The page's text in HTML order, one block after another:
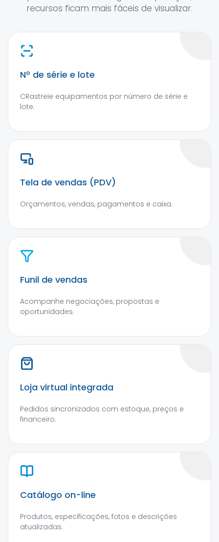
recursos ficam mais fáceis de visualizar.
Nº de série e lote
CRastreie equipamentos por número de série e
lote.
Tela de vendas (PDV)
Orçamentos, vendas, pagamentos e caixa.
Funil de vendas
Acompanhe negociações, propostas e
oportunidades.
Loja virtual integrada
Pedidos sincronizados com estoque, preços e
financeiro.
Catálogo on-line
Produtos, especificações, fotos e descrições
atualizadas.